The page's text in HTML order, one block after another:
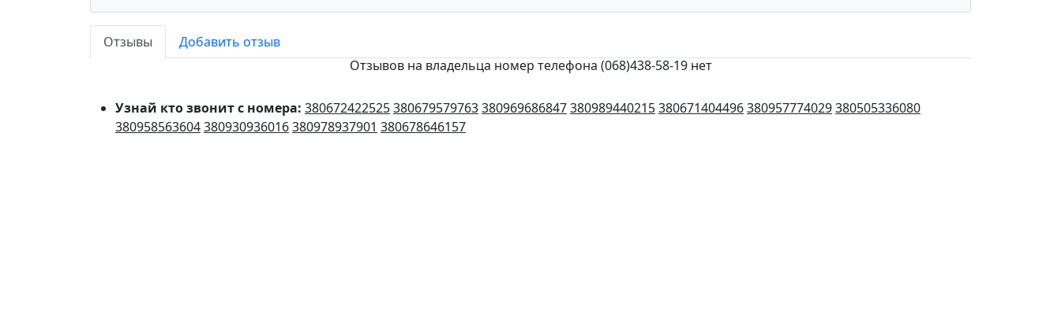
Отзывы
Добавить отзыв
Отзывов на владельца номер телефона (068)438-58-19 нет
Узнай кто звонит с номера: 380672422525380679579763380969686847380989440215380671404496380957774029380505336080
380958563604380930936016380978937901 380678646157